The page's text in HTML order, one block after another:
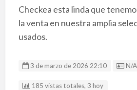
Checkea esta linda que
la venta en nuestra amplia
usados.
3 de marzo de 2026 22:10 N/A
185 vistas totales, 3 hoy